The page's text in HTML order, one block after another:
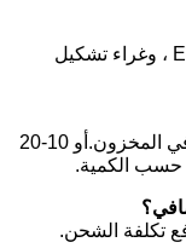
اللاصق المذاب بالحرارة ، EVA ، PSA ، PUR ، وغراء تشكيل
ج: عادة ما تكون 3-5 أيام إذا كانت البضاعة في المخزون.أو 10-20
حسب الكمية.
تكلفة الشحن.